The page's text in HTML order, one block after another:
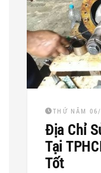
THỨ NĂM
Địa Chỉ
Tại
Tốt